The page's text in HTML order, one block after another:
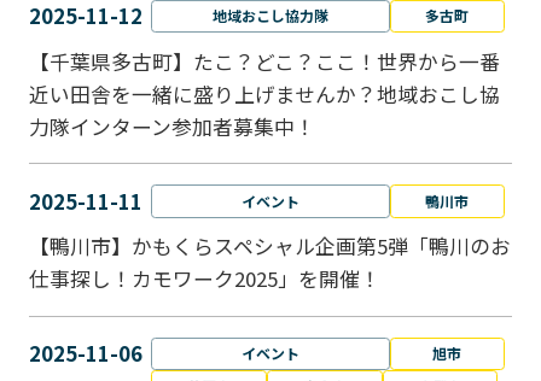
2025-11-12 地域おこし協力隊 多古町
【千葉県多古町】たこ？どこ？ここ！世界から一番
近い田舎を一緒に盛り上げませんか？地域おこし協
力隊インターン参加者募集中！
2025-11-11 イベント 鴨川市
【鴨川市】かもくらスペシャル企画第5弾「鴨川のお
仕事探し！カモワーク2025」を開催！
2025-11-06 イベント
旭市